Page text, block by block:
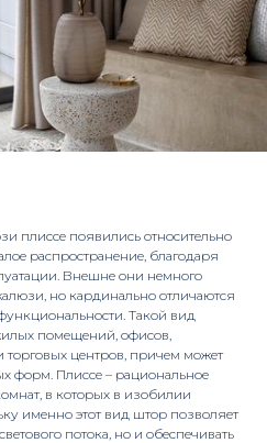
плиссе появились относительно
распространение, благодаря
Внешне они немного
но кардинально отличаются
Такой вид
помещений, офисов,
торговых центров, причем может
форм. Плиссе – рациональное
в которых в изобилии
именно этот вид штор позволяет
потока, но и обеспечивать